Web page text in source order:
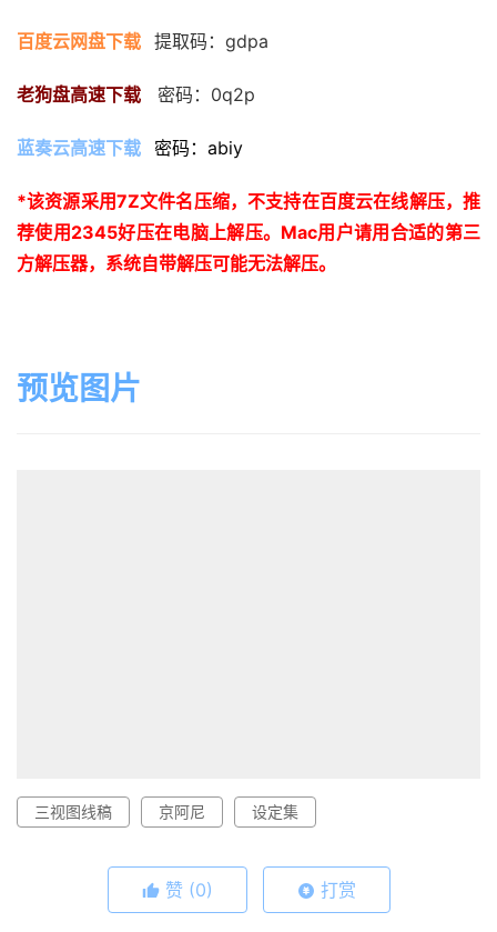
百度云网盘下载 提取码：gdpa
老狗盘高速下载 密码：0q2p
蓝奏云高速下载 密码：abiy
*该资源采用7Z文件名压缩，不支持在百度云在线解压，推
荐使用2345好压在电脑上解压。 Mac用户请用合适的第三
方解压器，系统自带解压可能无法解压。
预览图片
三视图线稿 京阿尼 设定集
赞 (0) 打赏